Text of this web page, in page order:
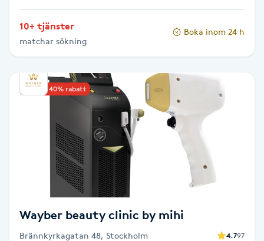
Gua Sha-massage
Herrklippning
Hollywood Peel
10+ tjänster
matchar sökning
Boka inom 24 h
Upp till 40% rabatt
Wayber beauty clinic by mihi
Brännkyrkagatan 48, Stockholm 4.797